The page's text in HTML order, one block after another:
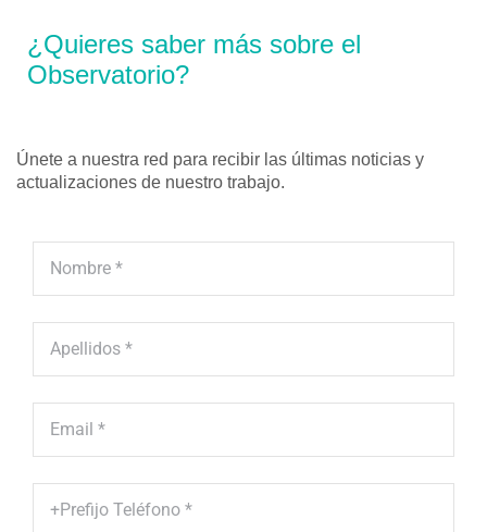
¿Quieres saber más sobre el
Observatorio?
Únete a nuestra red para recibir las últimas noticias y
actualizaciones de nuestro trabajo.